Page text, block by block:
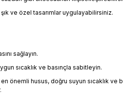
ve özel tasarımlar uygulayabilirsiniz.
sağlayın.
sıcaklık ve basınçla sabitleyin.
önemli husus, doğru suyun sıcaklık ve